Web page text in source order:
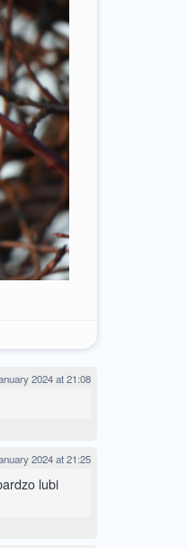
2024 at 21:08
2024 at 21:25
lubi